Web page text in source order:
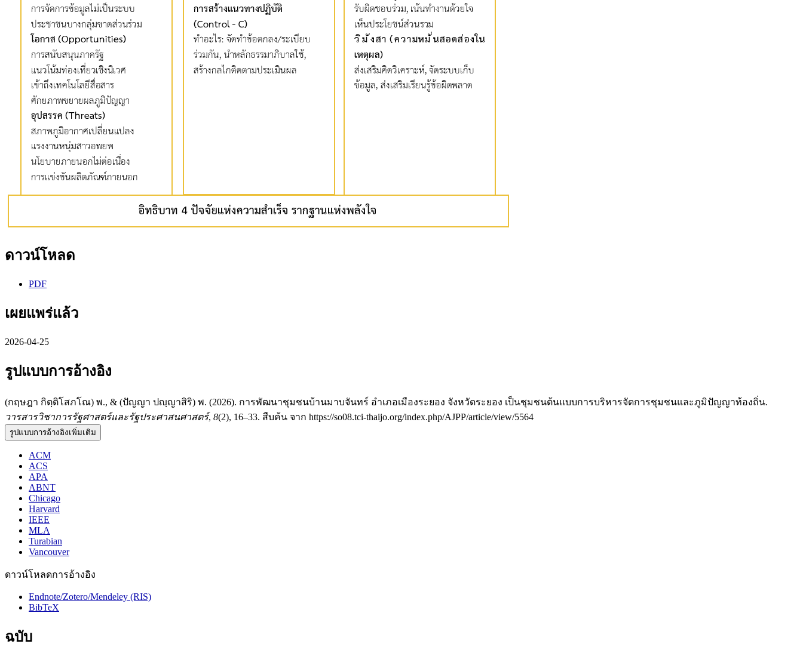
ดาวน์โหลด
PDF
เผยแพร่แล้ว
2026-04-25
รูปแบบการอ้างอิง
(กฤษฎา กิตฺติโสภโณ) พ., & (ปัญญา ปญฺญาสิริ) พ. (2026). การพัฒนาชุมชนบ้านมาบจันทร์ อำเภอเมืองระยอง จังหวัดระยอง เป็นชุมชนต้นแบบการบริหารจัดการชุมชนและภูมิปัญญาท้องถิ่น.
วารสารวิชาการรัฐศาสตร์และรัฐประศาสนศาสตร์, 8(2), 16–33. สืบค้น จาก https://so08.tci-thaijo.org/index.php/AJPP/article/view/5564
รูปแบบการอ้างอิงเพิ่มเติม
ACM
ACS
APA
ABNT
Chicago
Harvard
IEEE
MLA
Turabian
Vancouver
ดาวน์โหลดการอ้างอิง
Endnote/Zotero/Mendeley (RIS)
BibTeX
ฉบับ